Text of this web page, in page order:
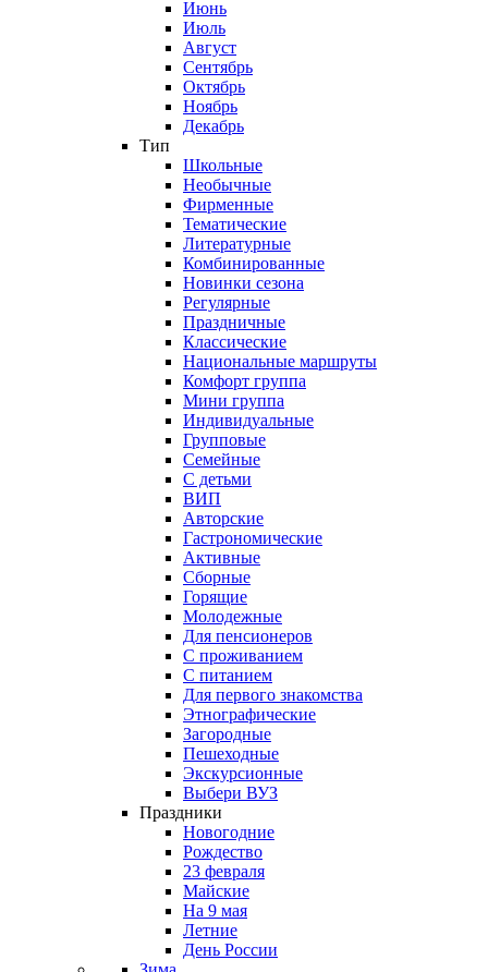
Июнь
Июль
Август
Сентябрь
Октябрь
Ноябрь
Декабрь
Тип
Школьные
Необычные
Фирменные
Тематические
Литературные
Комбинированные
Новинки сезона
Регулярные
Праздничные
Классические
Национальные маршруты
Комфорт группа
Мини группа
Индивидуальные
Групповые
Семейные
С детьми
ВИП
Авторские
Гастрономические
Активные
Сборные
Горящие
Молодежные
Для пенсионеров
С проживанием
С питанием
Для первого знакомства
Этнографические
Загородные
Пешеходные
Экскурсионные
Выбери ВУЗ
Праздники
Новогодние
Рождество
23 февраля
Майские
На 9 мая
Летние
День России